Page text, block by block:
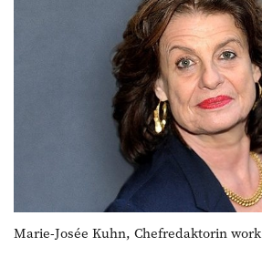
Marie-Josée Kuhn, Chefredaktorin work